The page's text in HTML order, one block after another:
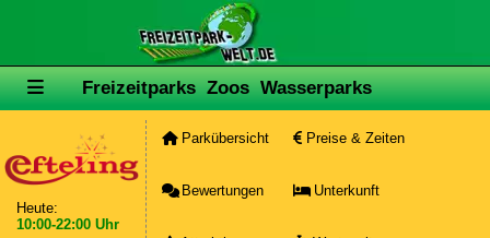
Freizeitparks Zoos Wasserparks
Heute:
10:00-22:00 Uhr
Parkübersicht Preise & Zeiten
Bewertungen Unterkunft